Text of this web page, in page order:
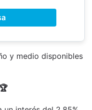
y medio disponibles